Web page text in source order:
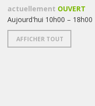
actuellement OUVERT
Aujourd'hui 10h00 – 18h00
AFFICHER TOUT